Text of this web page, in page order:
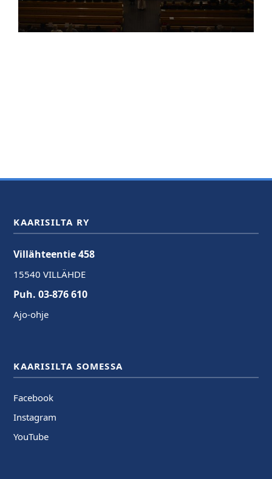
KAARISILTA RY
Villähteentie 458
15540 VILLÄHDE
Puh. 03-876 610
Ajo-ohje
KAARISILTA SOMESSA
Facebook
Instagram
YouTube